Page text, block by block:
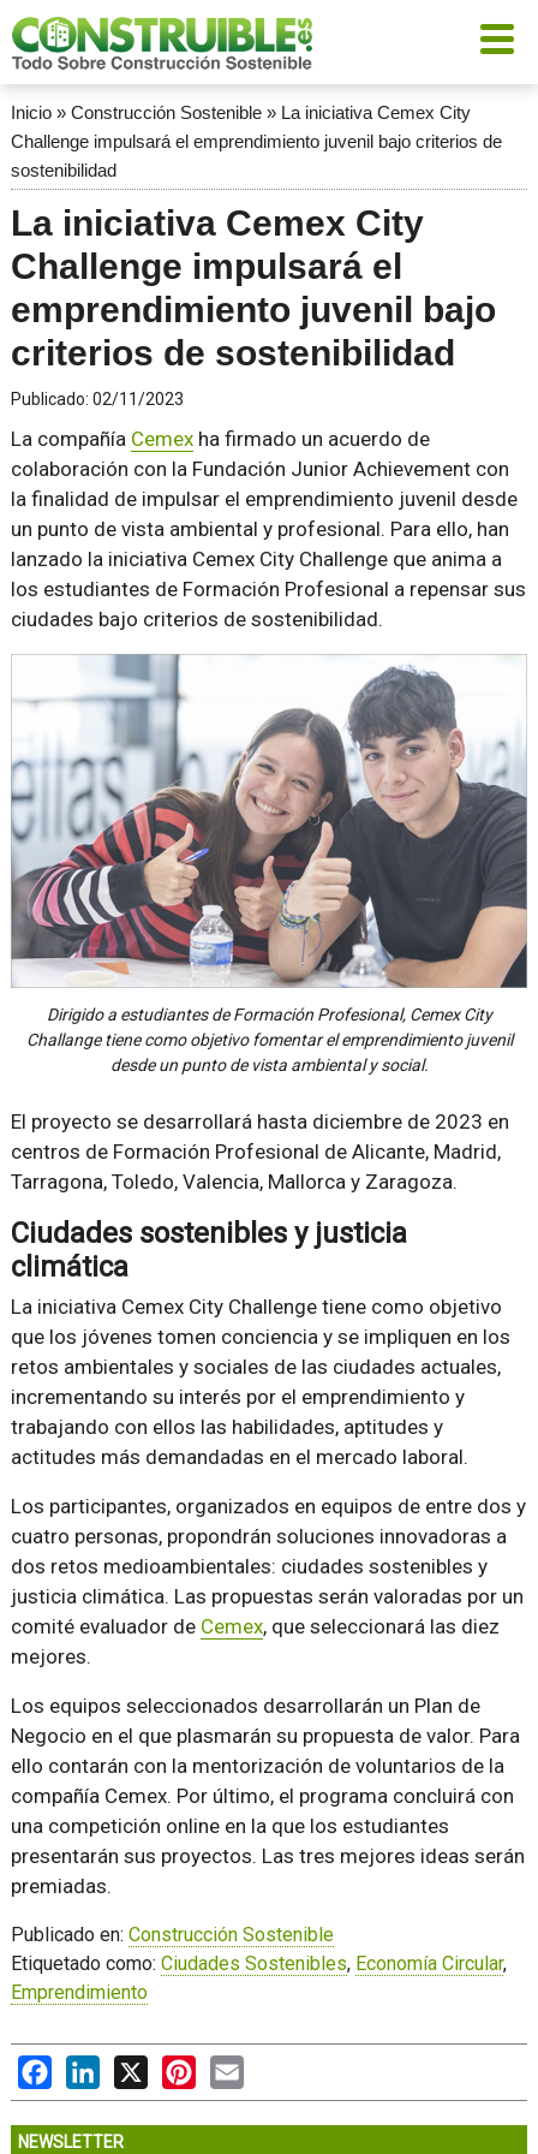
Inicio» Construcción Sostenible» La iniciativa Cemex City
Challenge impulsará el emprendimiento juvenil bajo criterios de
sostenibilidad
La iniciativa Cemex City
Challenge impulsará el
emprendimiento juvenil bajo
criterios de sostenibilidad
Publicado: 02/11/2023
La compañía Cemexha firmado un acuerdo de
colaboración con la Fundación Junior Achievement con
la finalidad de impulsar el emprendimiento juvenil desde
un punto de vista ambiental y profesional. Para ello, han
lanzado la iniciativa Cemex City Challenge que anima a
los estudiantes de Formación Profesional a repensar sus
ciudades bajo criterios de sostenibilidad.
Dirigido a estudiantes de Formación Profesional, Cemex City
Challange tiene como objetivo fomentar el emprendimiento juvenil
desde un punto de vista ambiental y social.
El proyecto se desarrollará hasta diciembre de 2023 en
centros de Formación Profesional de Alicante, Madrid,
Tarragona, Toledo, Valencia, Mallorca y Zaragoza.
Ciudades sostenibles y justicia
climática
La iniciativa Cemex City Challenge tiene como objetivo
que los jóvenes tomen conciencia y se impliquen en los
retos ambientales y sociales de las ciudades actuales,
incrementando su interés por el emprendimiento y
trabajando con ellos las habilidades, aptitudes y
actitudes más demandadas en el mercado laboral.
Los participantes, organizados en equipos de entre dos y
cuatro personas, propondrán soluciones innovadoras a
dos retos medioambientales: ciudades sostenibles y
justicia climática. Las propuestas serán valoradas por un
comité evaluador de Cemex, que seleccionará las diez
mejores.
Los equipos seleccionados desarrollarán un Plan de
Negocio en el que plasmarán su propuesta de valor. Para
ello contarán con la mentorización de voluntarios de la
compañía Cemex. Por último, el programa concluirá con
una competición online en la que los estudiantes
presentarán sus proyectos. Las tres mejores ideas serán
premiadas.
Publicado en: Construcción Sostenible
Etiquetado como: Ciudades Sostenibles, Economía Circular,
Emprendimiento
FacebookLinkedIn
X PinterestEmail
NEWSLETTER